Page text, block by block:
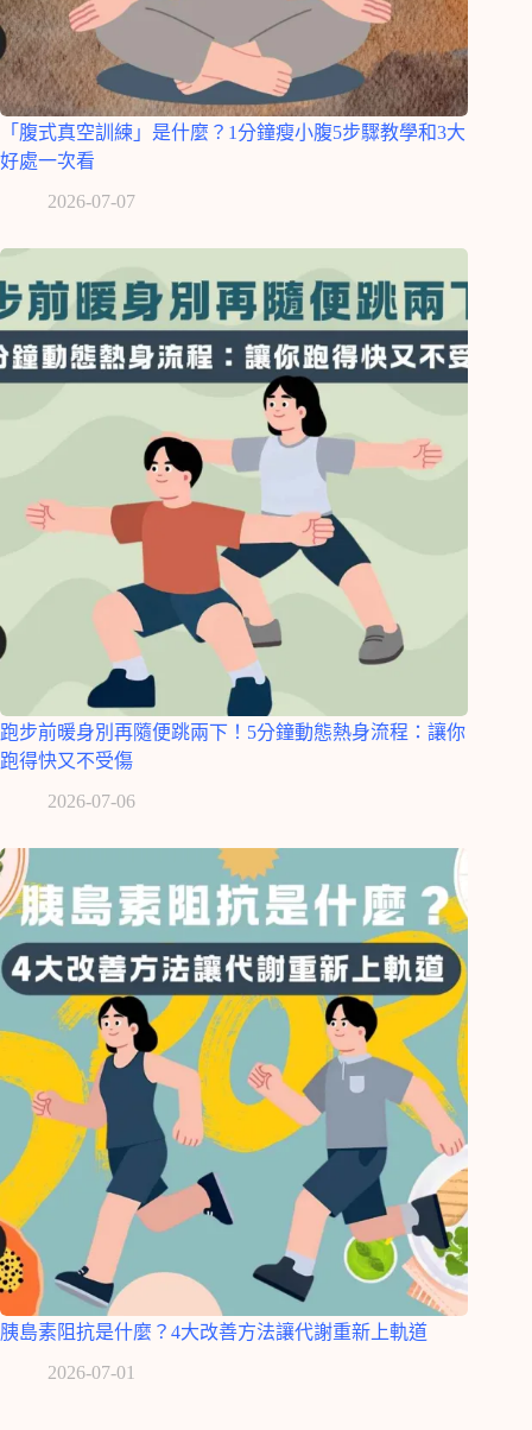
「腹式真空訓練」是什麼？1分鐘瘦小腹5步驟教學和3大
好處一次看
2026-07-07
跑步前暖身別再隨便跳兩下！5分鐘動態熱身流程：讓你
跑得快又不受傷
2026-07-06
胰島素阻抗是什麼？4大改善方法讓代謝重新上軌道
2026-07-01